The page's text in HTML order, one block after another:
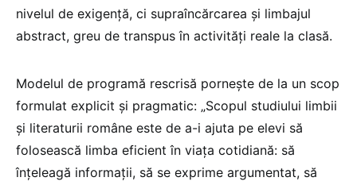
nivelul de exigență, ci supraîncărcarea și limbajul
abstract, greu de transpus în activități reale la clasă.
Modelul de programă rescrisă pornește de la un scop
formulat explicit și pragmatic: „Scopul studiului limbii
și literaturii române este de a-i ajuta pe elevi să
folosească limba eficient în viața cotidiană: să
înțeleagă informații, să se exprime argumentat, să